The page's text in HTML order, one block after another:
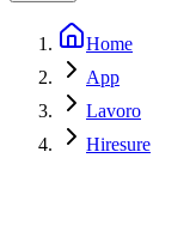
Home
App
Lavoro
Hiresure